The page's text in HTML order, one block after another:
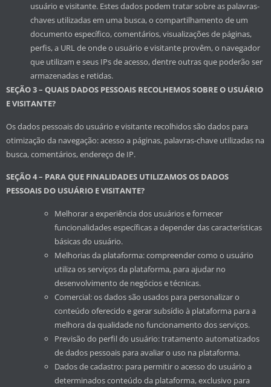
usuário e visitante. Estes dados podem tratar sobre as palavras-
chaves utilizadas em uma busca, o compartilhamento de um
documento específico, comentários, visualizações de páginas,
perfis, a URL de onde o usuário e visitante provêm, o navegador
que utilizam e seus IPs de acesso, dentre outras que poderão ser
armazenadas e retidas.
SEÇÃO 3 – QUAIS DADOS PESSOAIS RECOLHEMOS SOBRE O USUÁRIO
E VISITANTE?
Os dados pessoais do usuário e visitante recolhidos são dados para
otimização da navegação: acesso a páginas, palavras-chave utilizadas na
busca, comentários, endereço de IP.
SEÇÃO 4 – PARA QUE FINALIDADES UTILIZAMOS OS DADOS
PESSOAIS DO USUÁRIO E VISITANTE?
Melhorar a experiência dos usuários e fornecer
funcionalidades específicas a depender das características
básicas do usuário.
Melhorias da plataforma: compreender como o usuário
utiliza os serviços da plataforma, para ajudar no
desenvolvimento de negócios e técnicas.
Comercial: os dados são usados para personalizar o
conteúdo oferecido e gerar subsídio à plataforma para a
melhora da qualidade no funcionamento dos serviços.
Previsão do perfil do usuário: tratamento automatizados
de dados pessoais para avaliar o uso na plataforma.
Dados de cadastro: para permitir o acesso do usuário a
determinados conteúdo da plataforma, exclusivo para